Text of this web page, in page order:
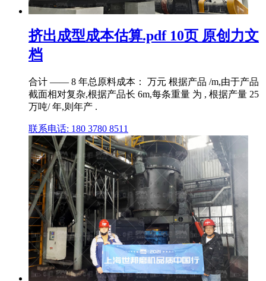
挤出成型成本估算.pdf 10页 原创力文
档
合计 —— 8 年总原料成本： 万元 根据产品 /m,由于产品
截面相对复杂,根据产品长 6m,每条重量 为 , 根据产量 25
万吨/ 年,则年产 .
联系电话: 180 3780 8511